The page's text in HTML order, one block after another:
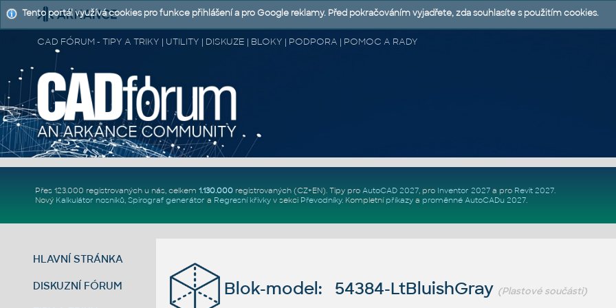
CAD FÓRUM - TIPY A TRIKY | UTILITY | DISKUZE | BLOKY | PODPORA | POMOC A RADY
Přes 123.000 registrovaných u nás, celkem 1.130.000registrovaných (CZ+EN). Tipy pro AutoCAD 2027, pro Inventor 2027a pro Revit 2027.
Nový Kalkulátor nosníků, Spirograf generátor a Regresní křivkyv sekci Převodníky. Kompletní příkazya proměnné AutoCADu 2027.
HLAVNÍ STRÁNKA
DISKUZNÍ FÓRUM Blok-model: 54384-LtBluishGray (Plastové součásti)
Tento portál využívá cookies pro funkce přihlášení a pro Google reklamy. Před pokračováním vyjadřete, zda souhlasíte s použitím cookies.